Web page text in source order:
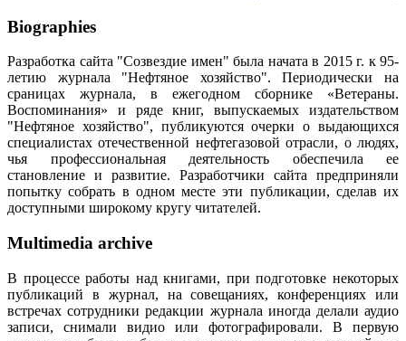
Biographies
Разработка сайта "Созвездие имен" была начата в 2015 г. к 95-
летию журнала "Нефтяное хозяйство". Периодически на
сраницах журнала, в ежегодном сборнике «Ветераны.
Воспоминания» и ряде книг, выпускаемых издательством
"Нефтяное хозяйство", публикуются очерки о выдающихся
специалистах отечественной нефтегазовой отрасли, о людях,
чья профессиональная деятельность обеспечила ее
становление и развитие. Разработчики сайта предприняли
попытку собрать в одном месте эти публикации, сделав их
доступными широкому кругу читателей.
Multimedia archive
В процессе работы над книгами, при подготовке некоторых
публикаций в журнал, на совещаниях, конференциях или
встречах сотрудники редакции журнала иногда делали аудио
записи, снимали видио или фотографировали. В первую